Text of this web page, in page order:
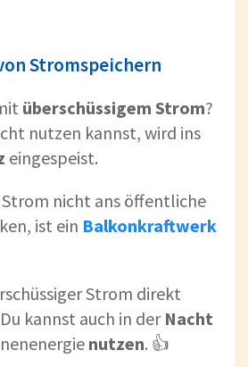
Stromspeichern
überschüssigem Strom?
nutzen kannst, wird ins
eingespeist.
Strom nicht ans öffentliche
ist ein Balkonkraftwerk
Strom direkt
kannst auch in der Nacht
nutzen. 👍